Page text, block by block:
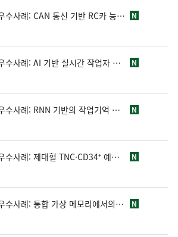
2026-1 도전학기제 우수사례: CAN 통신 기반 RC카 능동형 토크 벡터링 제어 시스템 구현 및 성능 분석 N
2026-1 도전학기제 우수사례: AI 기반 실시간 작업자 피로도 감지 및 경고 로봇 시스템 개발 N
2026-1 도전학기제 우수사례: RNN 기반의 작업기억 손상 인지 모델과 인지적 접근성 평가 시스템 설계 N
2026-1 도전학기제 우수사례: 제대혈 TNC·CD34⁺ 예측을 위한 인공지능 품질 분석 연구 및 플랫폼 개발 N
2026-1 도전학기제 우수사례: 통합 가상 메모리에서의 효율적인 페이지 폴트 처리를 위한 기법 연구 N